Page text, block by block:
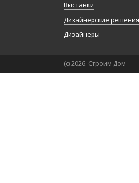
Выставки
Дизайнерские решения
Дизайнеры
(с) 2026. Строим Дом